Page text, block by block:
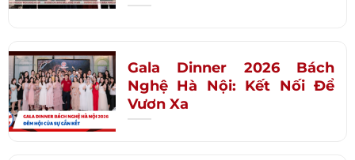
Gala Dinner 2026 Bách
Nghệ Hà Nội: Kết Nối Để
Vươn Xa